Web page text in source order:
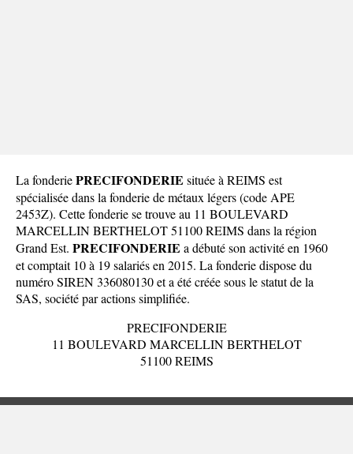
La fonderiePRECIFONDERIE située à REIMS est
spécialisée dans la fonderie de métaux légers (code APE
2453Z). Cette fonderie se trouve au 11 BOULEVARD
MARCELLIN BERTHELOT 51100 REIMS dans la région
Grand Est. PRECIFONDERIE a débuté son activité en 1960
et comptait 10 à 19 salariés en 2015. La fonderie dispose du
numéro SIREN 336080130 et a été créée sous le statut de la
SAS, société par actions simplifiée.
PRECIFONDERIE
11 BOULEVARD MARCELLIN BERTHELOT
51100 REIMS